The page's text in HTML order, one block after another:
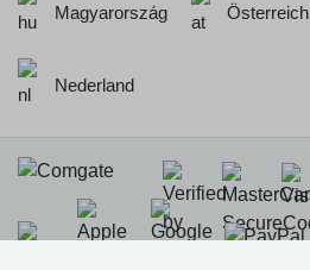
Magyarország Österreich
Nederland